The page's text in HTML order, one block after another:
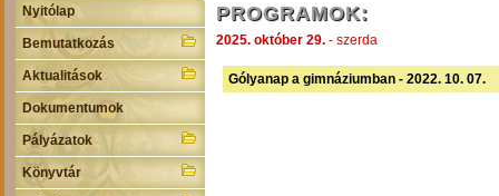
Nyitólap
Bemutatkozás
Aktualitások
Dokumentumok
Pályázatok
Könyvtár
PROGRAMOK:
2025. október 29. - szerda
Gólyanap a gimnáziumban - 2022. 10. 07.